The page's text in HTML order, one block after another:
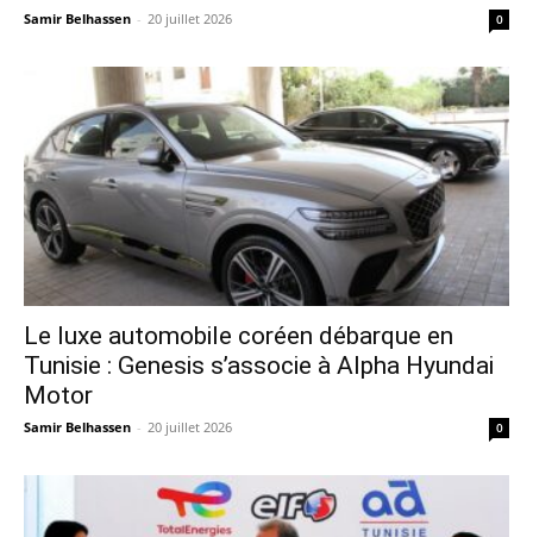
Samir Belhassen - 20 juillet 2026 0
Le luxe automobile coréen débarque en
Tunisie : Genesis s’associe à Alpha Hyundai
Motor
Samir Belhassen - 20 juillet 2026 0